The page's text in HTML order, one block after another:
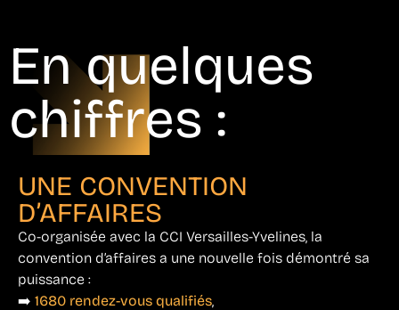
En quelques
chiffres :
UNE CONVENTION
D’AFFAIRES
Co-organisée avec la CCI Versailles-Yvelines, la
convention d’affaires a une nouvelle fois démontré sa
puissance :
➡️ 1680 rendez-vous qualifiés,